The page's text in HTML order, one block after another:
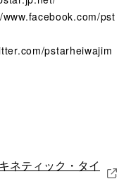
www.facebook.com/pst
pstarheiwajim
ネティック・タイ